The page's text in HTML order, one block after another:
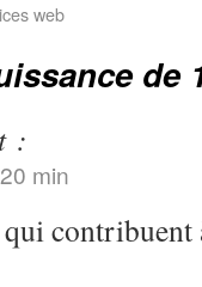
web
de
:
min
contribuent